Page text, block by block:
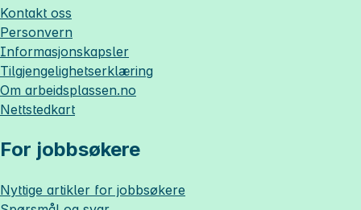
Kontakt oss
Personvern
Informasjonskapsler
Tilgjengelighetserklæring
Om arbeidsplassen.no
Nettstedkart
For jobbsøkere
Nyttige artikler for jobbsøkere